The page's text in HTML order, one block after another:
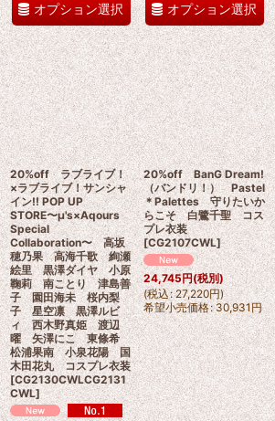
オプション選択 オプション選択
20%off ラブライブ！
×ラブライブ！サンシャ
イン!! POP UP
STORE〜μ's×Aqours
Special
Collaboration〜 高坂
穂乃果 高海千歌 絢瀬
絵里 黒澤ダイヤ 小原
鞠莉 南ことり 津島善
子 園田海未 桜内梨
子 星空凛 黒澤ルビ
ィ 西木野真姫 渡辺
曜 矢澤にこ 東條希
松浦果南 小泉花陽 国
木田花丸 コスプレ衣装
[CG2130CWLCG2131
CWL]
20%off BanG Dream!
（バンドリ！） Pastel
＊Palettes 守りたいか
らこそ 白鷺千聖 コス
プレ衣装
[CG2107CWL]
24,745円(税別)
(税込: 27,220円)
希望小売価格: 30,931円